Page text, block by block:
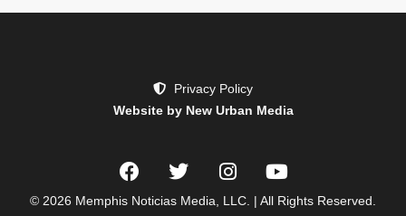
Privacy Policy
Website by New Urban Media
© 2026 Memphis Noticias Media, LLC. | All Rights Reserved.